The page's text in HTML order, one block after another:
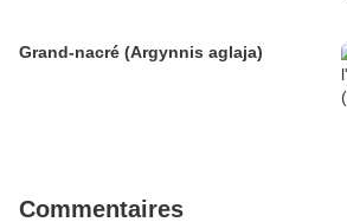
Grand-nacré (Argynnis aglaja)
Commentaires